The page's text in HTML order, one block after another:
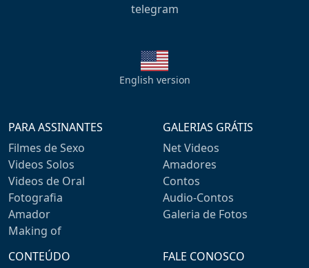
telegram
English version
PARA ASSINANTES
Filmes de Sexo
Videos Solos
Videos de Oral
Fotografia
Amador
Making of
GALERIAS GRÁTIS
Net Videos
Amadores
Contos
Audio-Contos
Galeria de Fotos
CONTEÚDO
FALE CONOSCO